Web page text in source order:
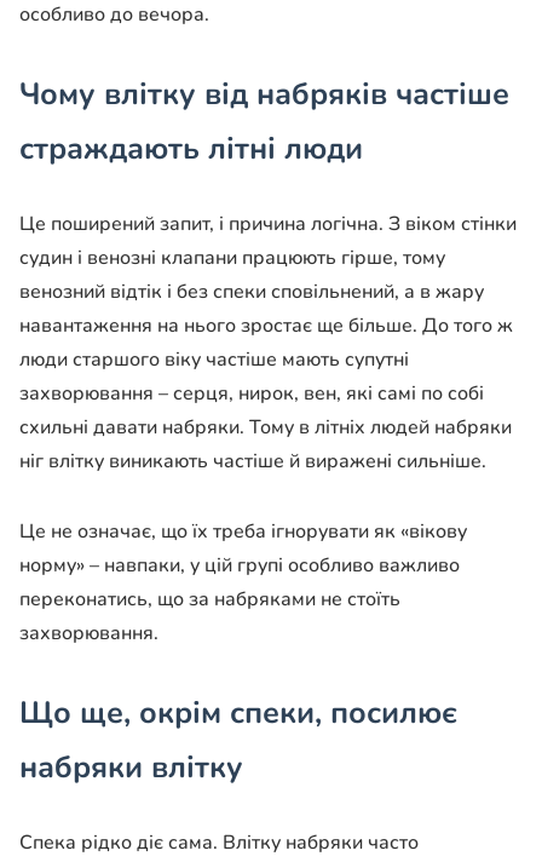
особливо до вечора.
Чому влітку від набряків частіше
страждають літні люди
Це поширений запит, і причина логічна. З віком стінки
судин і венозні клапани працюють гірше, тому
венозний відтік і без спеки сповільнений, а в жару
навантаження на нього зростає ще більше. До того ж
люди старшого віку частіше мають супутні
захворювання – серця, нирок, вен, які самі по собі
схильні давати набряки. Тому в літніх людей набряки
ніг влітку виникають частіше й виражені сильніше.
Це не означає, що їх треба ігнорувати як «вікову
норму» – навпаки, у цій групі особливо важливо
переконатись, що за набряками не стоїть
захворювання.
Що ще, окрім спеки, посилює
набряки влітку
Спека рідко діє сама. Влітку набряки часто